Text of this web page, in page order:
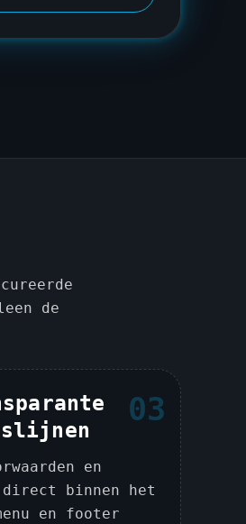
de
03
en
direct binnen het
en footer